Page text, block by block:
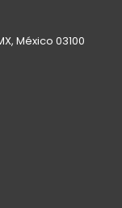
México 03100